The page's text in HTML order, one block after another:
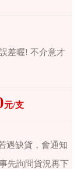
差喔! 不介意才
元/支
遇缺貨，會通知
先詢問貨況再下